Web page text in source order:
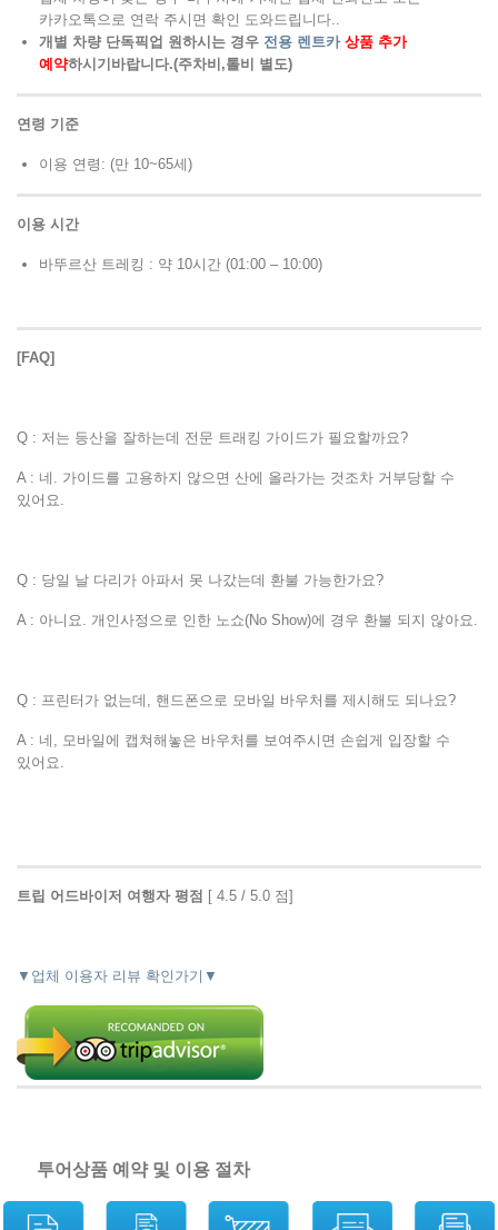
카카오톡으로 연락 주시면 확인 도와드립니다..
개별 차량 단독픽업 원하시는 경우 전용 렌트카 상품 추가
예약하시기바랍니다.(주차비,톨비 별도)
연령 기준
이용 연령: (만 10~65세)
이용 시간
바뚜르산 트레킹 : 약 10시간 (01:00 – 10:00)
[FAQ]
Q : 저는 등산을 잘하는데 전문 트래킹 가이드가 필요할까요?
A : 네. 가이드를 고용하지 않으면 산에 올라가는 것조차 거부당할 수
있어요.
Q : 당일 날 다리가 아파서 못 나갔는데 환불 가능한가요?
A : 아니요. 개인사정으로 인한 노쇼(No Show)에 경우 환불 되지 않아요.
Q : 프린터가 없는데, 핸드폰으로 모바일 바우처를 제시해도 되나요?
A : 네, 모바일에 캡쳐해놓은 바우처를 보여주시면 손쉽게 입장할 수
있어요.
트립 어드바이저 여행자 평점 [ 4.5 / 5.0 점]
▼업체 이용자 리뷰 확인가기▼
투어상품 예약 및 이용 절차